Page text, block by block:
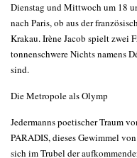
Dienstag und Mittwoch um 18
nach Paris, ob aus der
Krakau. Irène Jacob spielt zwei
tonnenschwere Nichts namens
sind.
Die Metropole als Olymp
Jedermanns poetischer Traum
PARADIS, dieses Gewimmel
sich im Trubel der